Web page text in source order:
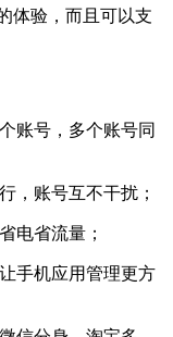
验，而且可以支
号，多个账号同
账号互不干扰；
省流量；
手机应用管理更方